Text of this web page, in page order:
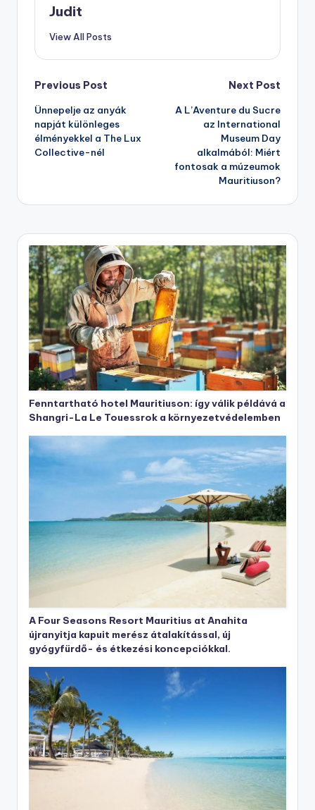
Judit
View All Posts
Post
navigation
Previous Post
Ünnepelje az anyák
napját különleges
élményekkel a The Lux
Collective-nél
Next Post
A L’Aventure du Sucre
az International
Museum Day
alkalmából: Miért
fontosak a múzeumok
Mauritiuson?
Fenntartható hotel Mauritiuson: így válik példává a
Shangri-La Le Touessrok a környezetvédelemben
A Four Seasons Resort Mauritius at Anahita
újranyitja kapuit merész átalakítással, új
gyógyfürdő- és étkezési koncepciókkal.